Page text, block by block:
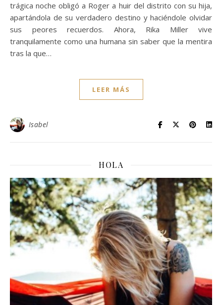
trágica noche obligó a Roger a huir del distrito con su hija,
apartándola de su verdadero destino y haciéndole olvidar
sus peores recuerdos. Ahora, Rika Miller vive
tranquilamente como una humana sin saber que la mentira
tras la que…
LEER MÁS
Isabel
HOLA